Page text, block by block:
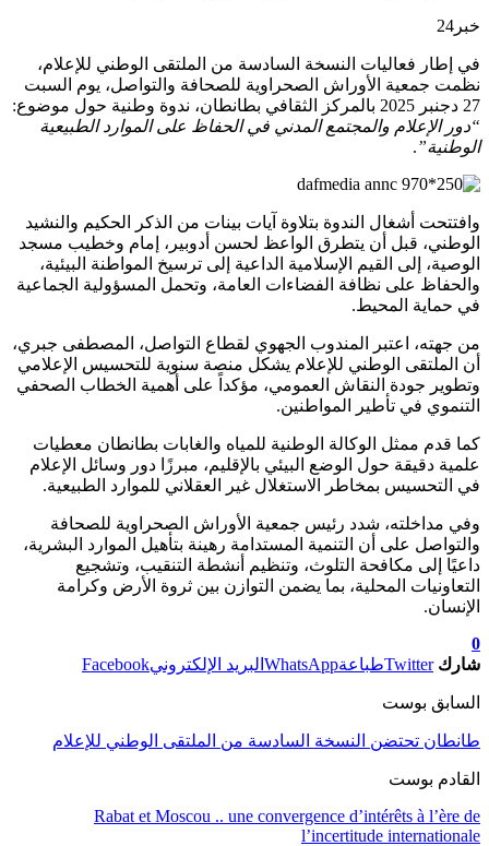
خبر24
في إطار فعاليات النسخة السادسة من الملتقى الوطني للإعلام،
نظمت جمعية الأوراش الصحراوية للصحافة والتواصل، يوم السبت
27 دجنبر 2025 بالمركز الثقافي بطانطان، ندوة وطنية حول موضوع:
“دور الإعلام والمجتمع المدني في الحفاظ على الموارد الطبيعية
الوطنية”.
وافتتحت أشغال الندوة بتلاوة آيات بينات من الذكر الحكيم والنشيد
الوطني، قبل أن يتطرق الواعظ لحسن أدوبير، إمام وخطيب مسجد
الوصية، إلى القيم الإسلامية الداعية إلى ترسيخ المواطنة البيئية،
والحفاظ على نظافة الفضاءات العامة، وتحمل المسؤولية الجماعية
في حماية المحيط.
من جهته، اعتبر المندوب الجهوي لقطاع التواصل، المصطفى جبري،
أن الملتقى الوطني للإعلام يشكل منصة سنوية للتحسيس الإعلامي
وتطوير جودة النقاش العمومي، مؤكداً على أهمية الخطاب الصحفي
التنموي في تأطير المواطنين.
كما قدم ممثل الوكالة الوطنية للمياه والغابات بطانطان معطيات
علمية دقيقة حول الوضع البيئي بالإقليم، مبرزًا دور وسائل الإعلام
في التحسيس بمخاطر الاستغلال غير العقلاني للموارد الطبيعية.
وفي مداخلته، شدد رئيس جمعية الأوراش الصحراوية للصحافة
والتواصل على أن التنمية المستدامة رهينة بتأهيل الموارد البشرية،
داعيًا إلى مكافحة التلوث، وتنظيم أنشطة التنقيب، وتشجيع
التعاونيات المحلية، بما يضمن التوازن بين ثروة الأرض وكرامة
الإنسان.
0
شارك TwitterطباعةWhatsApp البريد الإلكترونيFacebook
السابق بوست
طانطان تحتضن النسخة السادسة من الملتقى الوطني للإعلام
القادم بوست
Rabat et Moscou .. une convergence d’intérêts à l’ère de
l’incertitude internationale